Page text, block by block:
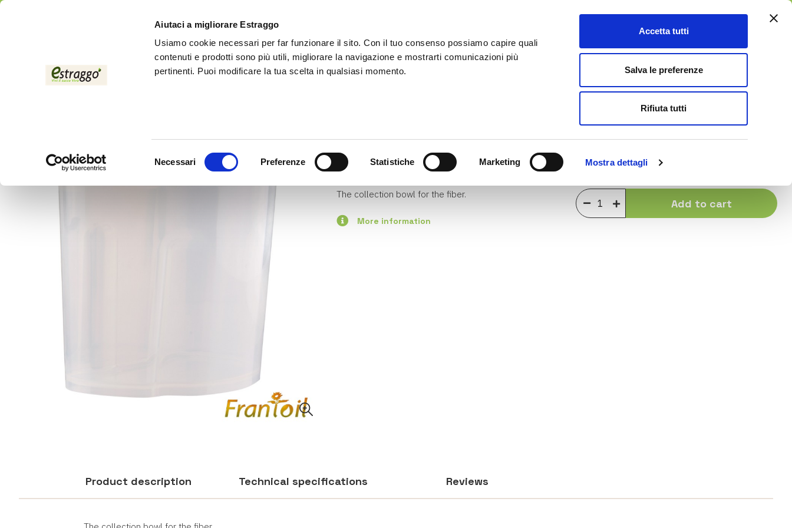
Aiutaci a migliorare Estraggo
Usiamo cookie necessari per far funzionare il sito. Con il tuo consenso possiamo capire quali
contenuti e prodotti sono più utili, migliorare la navigazione e mostrarti comunicazioni più
pertinenti. Puoi modificare la tua scelta in qualsiasi momento.
Necessari Preferenze Statistiche Marketing Mostra dettagli
Accetta tutti
Salva le preferenze
Rifiuta tutti
LifeEnergy Products Accessories Agency Customer Service
Fiber bowl
The collection bowl for the fiber.
More information
€25.00
Purchase this product in installments
Add to cart
Product description Technical specifications Reviews